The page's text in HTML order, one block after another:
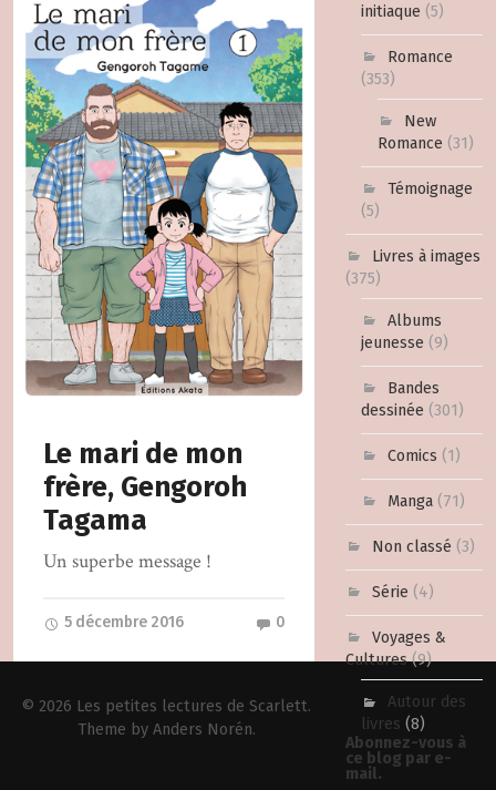
initiaque (5)
Romance
(353)
New
Romance (31)
Témoignage
(5)
Livres à images
(375)
Albums
jeunesse (9)
Bandes
dessinée (301)
Comics (1)
Manga (71)
Non classé (3)
Série (4)
Voyages &
Cultures(9)
Autour des
livres (8)
Abonnez-vous à
ce blog par e-
mail.
Le mari de mon
frère, Gengoroh
Tagama
Un superbe message !
5 décembre 2016 0
© 2026 Les petites lectures de Scarlett.
Theme by Anders Norén.